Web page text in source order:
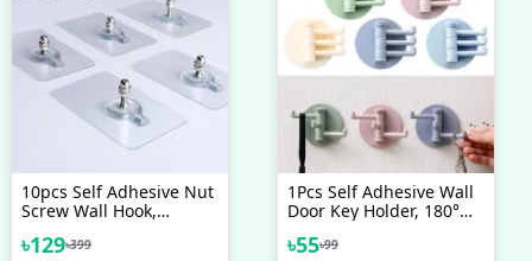
10pcs Self Adhesive Nut
Screw Wall Hook,
Hook Hanger
৳129৳399
1Pcs Self Adhesive Wall
Door Key Holder, 180°
Holder,
৳55৳99